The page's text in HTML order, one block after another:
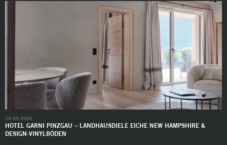
HOTEL GARNI PINZGAU – LANDHAUSDIELE EICHE NEW HAMPSHIRE &
DESIGN-VINYLBÖDEN
14.04.2026